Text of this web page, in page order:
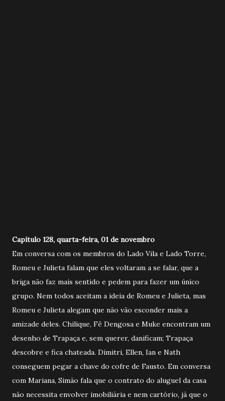
Capítulo 128, quarta-feira, 01 de novembro
Em conversa com os membros do Lado Vila e Lado Torre,
Romeu e Julieta falam que eles voltaram a se falar, que a
briga não faz mais sentido e pedem para fazer um único
grupo. Nem todos aceitam a ideia de Romeu e Julieta, mas
Romeu e Julieta alegam que não vão esconder mais a
amizade deles. Chilique, Fê Dengosa e Muke encontram um
desenho de Trapaça e, sem querer, danificam; Trapaça
descobre e fica chateada. Dimitri, Ellen, Ian e Nath
conseguem pegar a chave do cofre de Fausto. Em conversa
com Mariana, Simão fala que o contrato do aluguel da casa
não necessita envolver imobiliária e nem cartório, já que o